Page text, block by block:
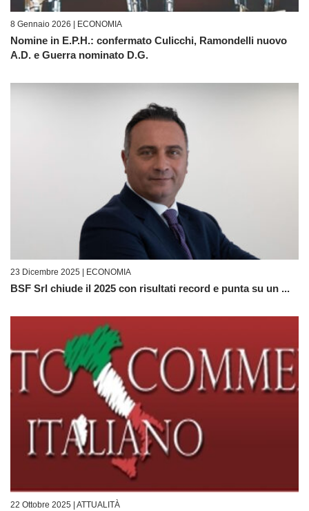
8 Gennaio 2026 | ECONOMIA
Nomine in E.P.H.: confermato Culicchi, Ramondelli nuovo
A.D. e Guerra nominato D.G.
23 Dicembre 2025 | ECONOMIA
BSF Srl chiude il 2025 con risultati record e punta su un ...
22 Ottobre 2025 | ATTUALITÀ